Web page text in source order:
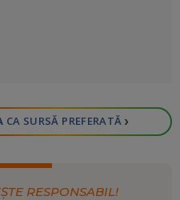
CA SURSĂ PREFERATĂ ›
RESPONSABIL!